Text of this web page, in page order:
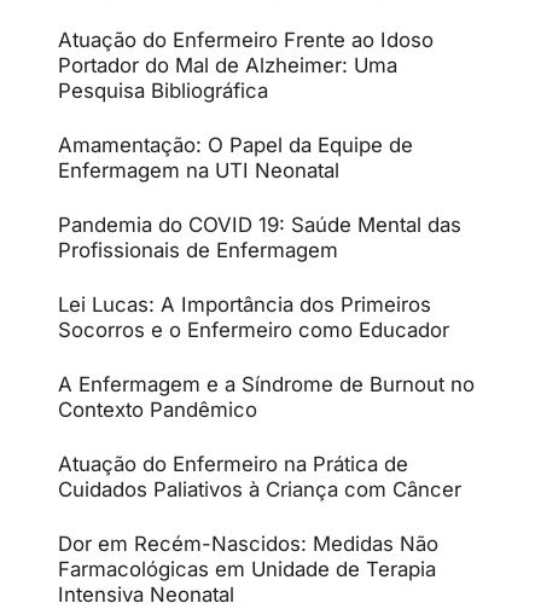
Atuação do Enfermeiro Frente ao Idoso
Portador do Mal de Alzheimer: Uma
Pesquisa Bibliográfica
Amamentação: O Papel da Equipe de
Enfermagem na UTI Neonatal
Pandemia do COVID 19: Saúde Mental das
Profissionais de Enfermagem
Lei Lucas: A Importância dos Primeiros
Socorros e o Enfermeiro como Educador
A Enfermagem e a Síndrome de Burnout no
Contexto Pandêmico
Atuação do Enfermeiro na Prática de
Cuidados Paliativos à Criança com Câncer
Dor em Recém-Nascidos: Medidas Não
Farmacológicas em Unidade de Terapia
Intensiva Neonatal